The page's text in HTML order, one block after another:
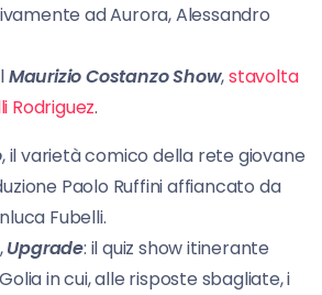
ad Aurora, Alessandro
Maurizio Costanzo Show,stavolta
Rodriguez.
, il varietà comico della rete giovane
Paolo Ruffini affiancato da
Fubelli.
Upgrade: il quiz show itinerante
in cui, alle risposte sbagliate, i